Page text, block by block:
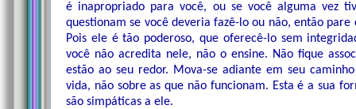
é inapropriado para você, ou se você alguma vez
questionam se você deveria fazê-lo ou não, então
Pois ele é tão poderoso, que oferecê-lo sem
você não acredita nele, não o ensine. Não fique
estão ao seu redor. Mova-se adiante em seu
vida, não sobre as que não funcionam. Esta é a sua
são simpáticas a ele.